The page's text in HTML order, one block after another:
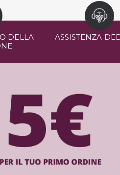
DELLA
ASSISTENZA